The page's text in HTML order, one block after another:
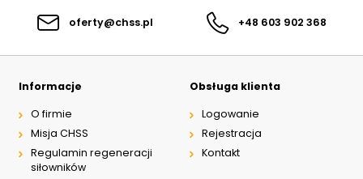
oferty@chss.pl +48 603 902 368
Informacje
O firmie
Misja CHSS
Regulamin regeneracji
siłowników
Obsługa klienta
Logowanie
Rejestracja
Kontakt